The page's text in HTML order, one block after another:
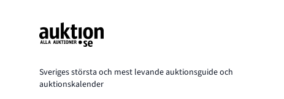
Sveriges största och mest levande auktionsguide och
auktionskalender